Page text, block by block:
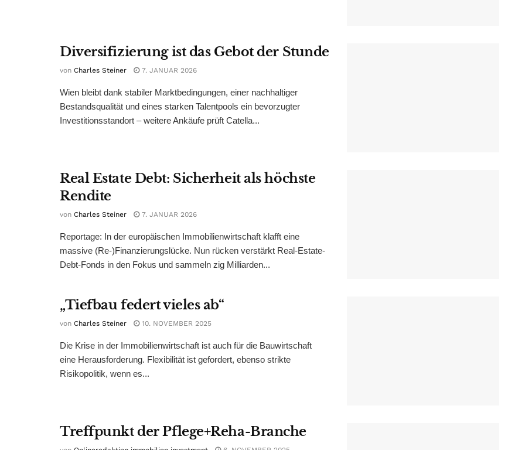
Diversifizierung ist das Gebot der Stunde
von Charles Steiner 7. JANUAR 2026
Wien bleibt dank stabiler Marktbedingungen, einer nachhaltiger
Bestandsqualität und eines starken Talentpools ein bevorzugter
Investitionsstandort – weitere Ankäufe prüft Catella...
Real Estate Debt: Sicherheit als höchste
Rendite
von Charles Steiner 7. JANUAR 2026
Reportage: In der europäischen Immobilienwirtschaft klafft eine
massive (Re-)Finanzierungslücke. Nun rücken verstärkt Real-Estate-
Debt-Fonds in den Fokus und sammeln zig Milliarden...
„Tiefbau federt vieles ab“
von Charles Steiner 10. NOVEMBER 2025
Die Krise in der Immobilienwirtschaft ist auch für die Bauwirtschaft
eine Herausforderung. Flexibilität ist gefordert, ebenso strikte
Risikopolitik, wenn es...
Treffpunkt der Pflege+Reha-Branche